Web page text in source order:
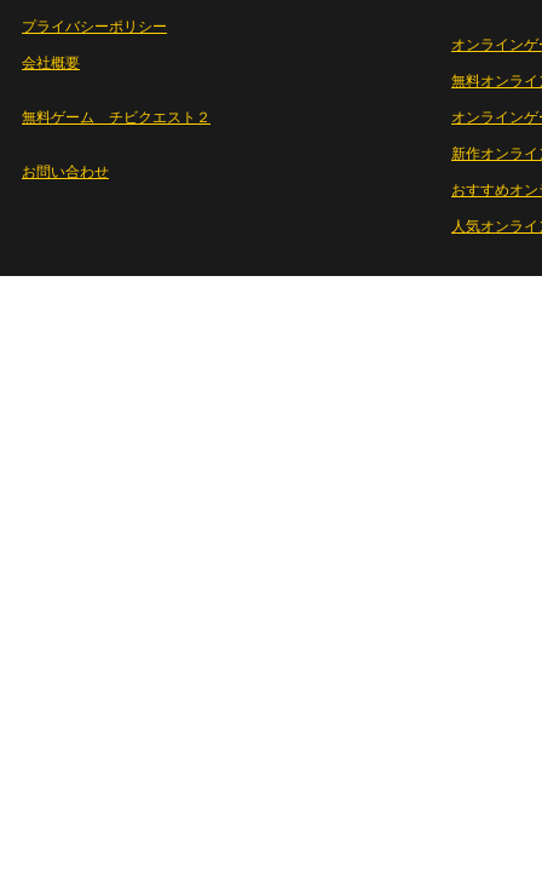
プライバシーポリシー
会社概要
無料ゲーム チビクエスト２
お問い合わせ
オンラインゲ
無料オンライ
オンライン
新作オンライ
おすすめオ
人気オンラ